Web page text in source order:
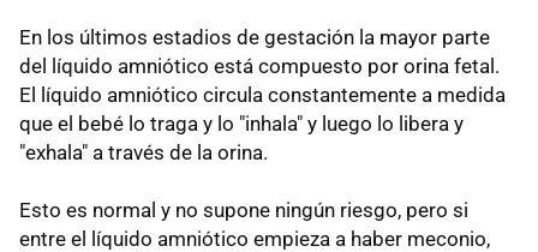
En los últimos estadios de gestación la mayor parte
del líquido amniótico está compuesto por orina fetal.
El líquido amniótico circula constantemente a medida
que el bebé lo traga y lo "inhala" y luego lo libera y
"exhala" a través de la orina.
Esto es normal y no supone ningún riesgo, pero si
entre el líquido amniótico empieza a haber meconio,